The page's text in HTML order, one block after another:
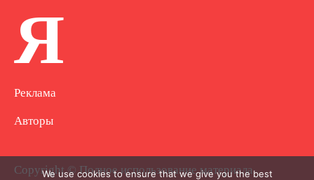
Я
Реклама
Авторы
Copyright © Полное использование материала
We use cookies to ensure that we give you the best